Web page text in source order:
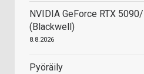
NVIDIA GeForce RTX
(Blackwell)
8.8.2026
Pyöräily